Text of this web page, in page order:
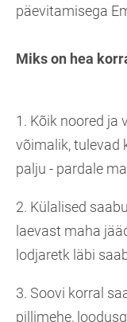
päevitamisega
Miks on hea
1. Kõik noored ja
võimalik, tulevad
palju - pardale
2. Külalised
laevast maha
lodjaretk läbi
3. Soovi korral
pillimehe,